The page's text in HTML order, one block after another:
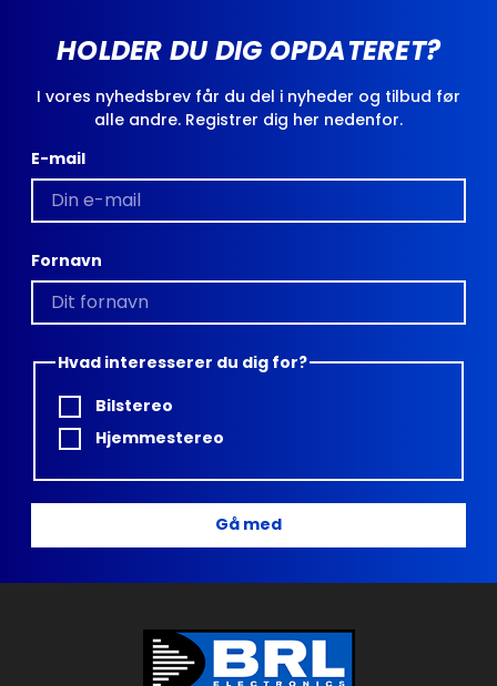
HOLDER DU DIG OPDATERET?
I vores nyhedsbrev får du del i nyheder og tilbud før
alle andre. Registrer dig her nedenfor.
E-mail
Fornavn
Hvad interesserer du dig for?
Bilstereo
Hjemmestereo
Gå med